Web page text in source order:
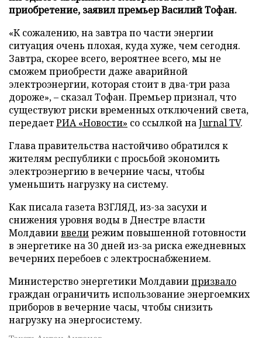
приобретение, заявил премьер Василий Тофан.
«К сожалению, на завтра по части энергии
ситуация очень плохая, куда хуже, чем сегодня.
Завтра, скорее всего, вероятнее всего, мы не
сможем приобрести даже аварийной
электроэнергии, которая стоит в два-три раза
дороже», – сказал Тофан. Премьер признал, что
существуют риски временных отключений света,
передаетРИА «Новости» со ссылкой наJurnal TV.
Глава правительства настойчиво обратился к
жителям республики с просьбой экономить
электроэнергию в вечерние часы, чтобы
уменьшить нагрузку на систему.
Как писала газета ВЗГЛЯД, из-за засухи и
снижения уровня воды в Днестре власти
Молдавииввелирежим повышенной готовности
в энергетике на 30 дней из-за риска ежедневных
вечерних перебоев с электроснабжением.
Министерство энергетики Молдавиипризвало
граждан ограничить использование энергоемких
приборов в вечерние часы, чтобы снизить
нагрузку на энергосистему.